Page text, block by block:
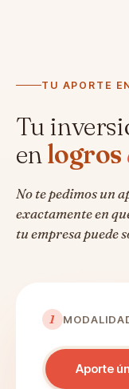
TU APORTE
Tu
enlogros
No te pedimos un
exactamente en
tu empresa puede
1
Aporte